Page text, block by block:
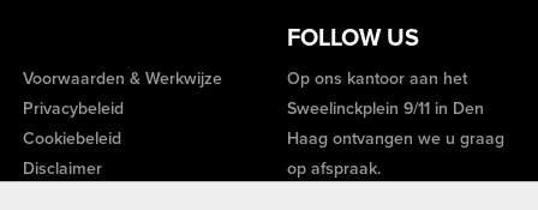
FOLLOW US
Voorwaarden & Werkwijze
Privacybeleid
Cookiebeleid
Disclaimer
Op ons kantoor aan het
Sweelinckplein 9/11 in Den
Haag ontvangen we u graag
op afspraak.